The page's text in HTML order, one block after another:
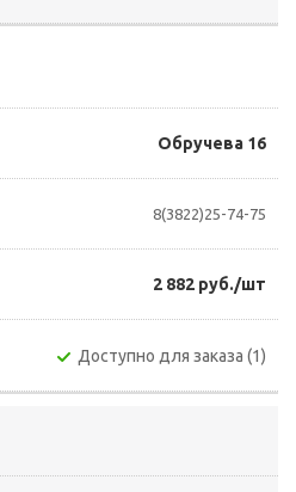
Обручева 16
8(3822)25-74-75
2 882 руб./шт
Доступно для заказа (1)